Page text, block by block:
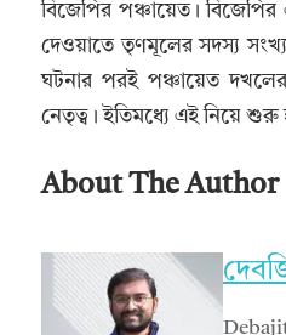
বিজেপির পঞ্চায়েত।
দেওয়াতে তৃণমূলের সদস্য
ঘটনার পরই পঞ্চায়েত
নেতৃত্ব। ইতিমধ্যে এই নিয়ে
About The Author